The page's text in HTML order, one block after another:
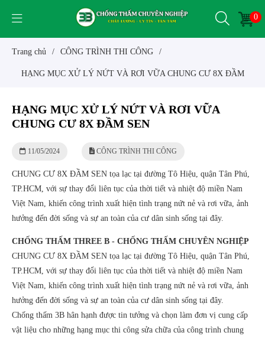
0
Trang chủ / CÔNG TRÌNH THI CÔNG /
HẠNG MỤC XỬ LÝ NỨT VÀ RƠI VỮA CHUNG CƯ 8X ĐẦM
HẠNG MỤC XỬ LÝ NỨT VÀ RƠI VỮA
CHUNG CƯ 8X ĐẦM SEN
11/05/2024 CÔNG TRÌNH THI CÔNG
CHUNG CƯ 8X ĐẦM SEN tọa lạc tại đường Tô Hiệu, quận Tân Phú,
TP.HCM, với sự thay đổi liên tục của thời tiết và nhiệt độ miền Nam
Việt Nam, khiến công trình xuất hiện tình trạng nứt nẻ và rơi vữa, ảnh
hưởng đến đời sống và sự an toàn của cư dân sinh sống tại đây.
CHỐNG THẤM THREE B - CHỐNG THẤM CHUYÊN NGHIỆP
CHUNG CƯ 8X ĐẦM SEN tọa lạc tại đường Tô Hiệu, quận Tân Phú,
TP.HCM, với sự thay đổi liên tục của thời tiết và nhiệt độ miền Nam
Việt Nam, khiến công trình xuất hiện tình trạng nứt nẻ và rơi vữa, ảnh
hưởng đến đời sống và sự an toàn của cư dân sinh sống tại đây.
Chống thấm 3B hân hạnh được tin tưởng và chọn làm đơn vị cung cấp
vật liệu cho những hạng mục thi công sửa chữa của công trình chung